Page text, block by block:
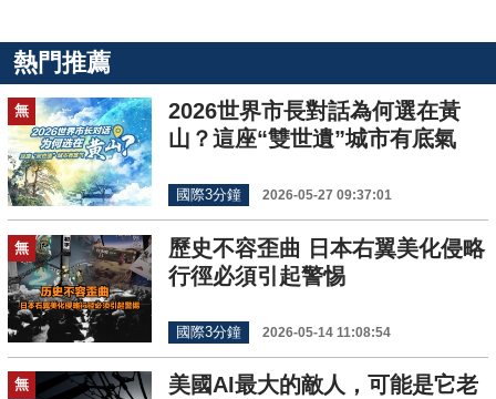
熱門推薦
無
2026世界市長對話為何選在黃
山？這座“雙世遺”城市有底氣
國際3分鐘 2026-05-27 09:37:01
無
歷史不容歪曲 日本右翼美化侵略
行徑必須引起警惕
國際3分鐘 2026-05-14 11:08:54
無
美國AI最大的敵人，可能是它老